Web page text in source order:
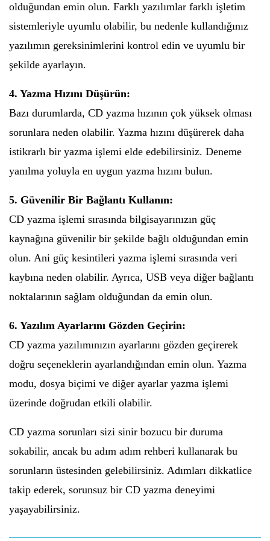
olduğundan emin olun. Farklı yazılımlar farklı işletim
sistemleriyle uyumlu olabilir, bu nedenle kullandığınız
yazılımın gereksinimlerini kontrol edin ve uyumlu bir
şekilde ayarlayın.
4. Yazma Hızını Düşürün:
Bazı durumlarda, CD yazma hızının çok yüksek olması
sorunlara neden olabilir. Yazma hızını düşürerek daha
istikrarlı bir yazma işlemi elde edebilirsiniz. Deneme
yanılma yoluyla en uygun yazma hızını bulun.
5. Güvenilir Bir Bağlantı Kullanın:
CD yazma işlemi sırasında bilgisayarınızın güç
kaynağına güvenilir bir şekilde bağlı olduğundan emin
olun. Ani güç kesintileri yazma işlemi sırasında veri
kaybına neden olabilir. Ayrıca, USB veya diğer bağlantı
noktalarının sağlam olduğundan da emin olun.
6. Yazılım Ayarlarını Gözden Geçirin:
CD yazma yazılımınızın ayarlarını gözden geçirerek
doğru seçeneklerin ayarlandığından emin olun. Yazma
modu, dosya biçimi ve diğer ayarlar yazma işlemi
üzerinde doğrudan etkili olabilir.
CD yazma sorunları sizi sinir bozucu bir duruma
sokabilir, ancak bu adım adım rehberi kullanarak bu
sorunların üstesinden gelebilirsiniz. Adımları dikkatlice
takip ederek, sorunsuz bir CD yazma deneyimi
yaşayabilirsiniz.